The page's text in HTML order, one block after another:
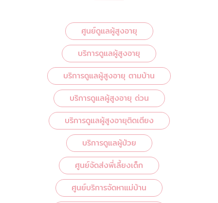
ศูนย์ดูแลผู้สูงอายุ
บริการดูแลผู้สูงอายุ
บริการดูแลผู้สูงอายุ ตามบ้าน
บริการดูแลผู้สูงอายุ ด่วน
บริการดูแลผู้สูงอายุติดเตียง
บริการดูแลผู้ป่วย
ศูนย์จัดส่งพี่เลี้ยงเด็ก
ศูนย์บริการจัดหาแม่บ้าน